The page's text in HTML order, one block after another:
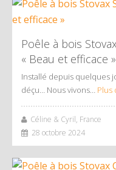
Poêle à bois
« Beau et efficace »
Installé depuis quelques
déçu… Nous vivons… Plus
Céline & Cyril, France
28 octobre 2024